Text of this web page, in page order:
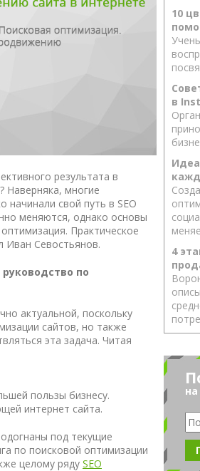
результата в
Наверняка, многие
начинали свой путь в SEO
меняются, однако основы
Практическое
Иван Севостьянов.
по
актуальной, поскольку
сайтов, но также
эта задача. Читая
пользы бизнесу.
интернет сайта.
под текущие
по поисковой оптимизации
целому ряду SEO
10
в
4